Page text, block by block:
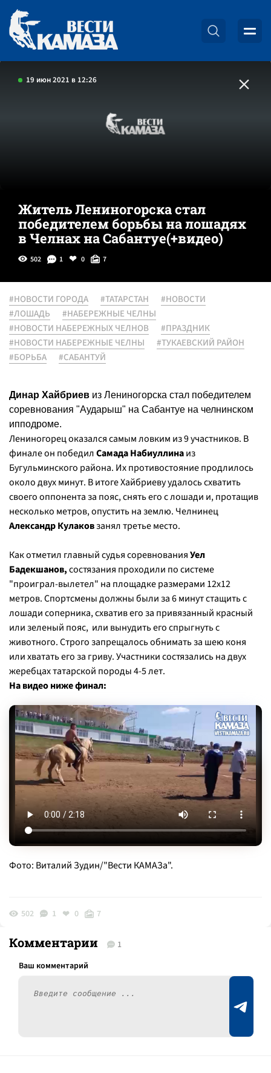
19 июн 2021 в 12:26
Житель Лениногорска стал
победителем борьбы на лошадях
в Челнах на Сабантуе(+видео)
502 1 0 7
#НОВОСТИ ГОРОДА #ТАТАРСТАН
#НОВОСТИ
#ЛОШАДЬ
#НАБЕРЕЖНЫЕ ЧЕЛНЫ
#НОВОСТИ НАБЕРЕЖНЫХ ЧЕЛНОВ
#ПРАЗДНИК
#НОВОСТИ НАБЕРЕЖНЫЕ ЧЕЛНЫ
#ТУКАЕВСКИЙ РАЙОН
#БОРЬБА
#САБАНТУЙ
Динар Хайбриев из Лениногорска стал победителем
соревнования "Аударыш" на Сабантуе на челнинском
ипподроме.
Лениногорец оказался самым ловким из 9 участников. В
финале он победилСамада Набиуллинаиз
Бугульминского района. Их противостояние продлилось
около двух минут. В итоге Хайбриеву удалось схватить
своего оппонента за пояс, снять его с лошади и, протащив
несколько метров, опустить на землю. Челнинец
Александр Кулаковзанял третье место.
Как отметил главный судья соревнованияУел
Бадекшанов,состязания проходили по системе
"проиграл-вылетел" на площадке размерами 12х12
метров. Спортсмены должны были за 6 минут стащить с
лошади соперника, схватив его за привязанный красный
или зеленый пояс, или вынудить его спрыгнуть с
животного. Строго запрещалось обнимать за шею коня
или хватать его за гриву. Участники состязались на двух
жеребцах татарской породы 4-5 лет.
На видео ниже финал:
Фото: Виталий Зудин/"Вести КАМАЗа".
502 1 0 7
Комментарии 1